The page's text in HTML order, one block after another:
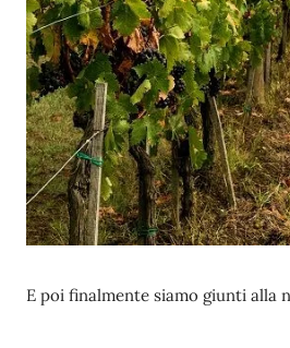
E poi finalmente siamo giunti alla